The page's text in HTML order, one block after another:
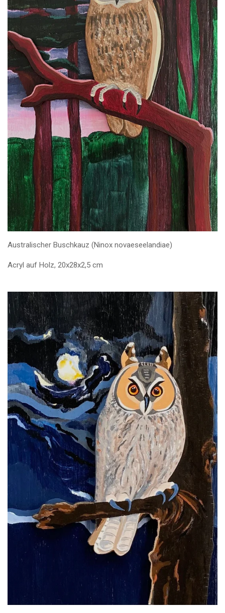
Australischer Buschkauz (Ninox novaeseelandiae)
Acryl auf Holz, 20x28x2,5 cm